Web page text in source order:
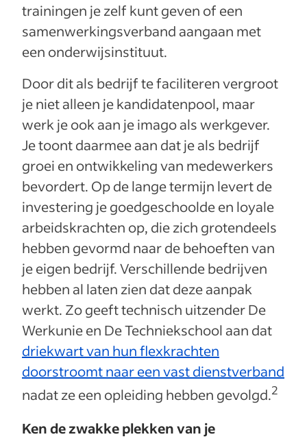
trainingen je zelf kunt geven of een
samenwerkingsverband aangaan met
een onderwijsinstituut.
Door dit als bedrijf te faciliteren vergroot
je niet alleen je kandidatenpool, maar
werk je ook aan je imago als werkgever.
Je toont daarmee aan dat je als bedrijf
groei en ontwikkeling van medewerkers
bevordert. Op de lange termijn levert de
investering je goedgeschoolde en loyale
arbeidskrachten op, die zich grotendeels
hebben gevormd naar de behoeften van
je eigen bedrijf. Verschillende bedrijven
hebben al laten zien dat deze aanpak
werkt. Zo geeft technisch uitzender De
Werkunie en De Techniekschool aan dat
driekwart van hun flexkrachten
doorstroomt naar een vast dienstverband
nadat ze een opleiding hebben gevolgd.2
Ken de zwakke plekken van je